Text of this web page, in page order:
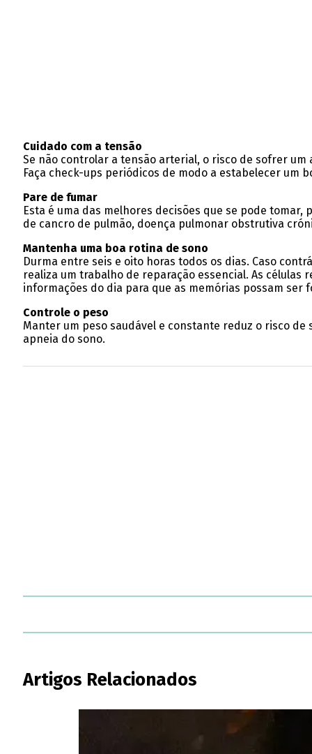
Cuidado com a tensão
Se não controlar a tensão arterial, o risco de sofrer
Faça check-ups periódicos de modo a estabelecer
Pare de fumar
Esta é uma das melhores decisões que se pode
de cancro de pulmão, doença pulmonar obstrutiva
Mantenha uma boa rotina de sono
Durma entre seis e oito horas todos os dias. Caso
realiza um trabalho de reparação essencial. As
informações do dia para que as memórias possam ser
Controle o peso
Manter um peso saudável e constante reduz o risco
apneia do sono.
Artigos Relacionados